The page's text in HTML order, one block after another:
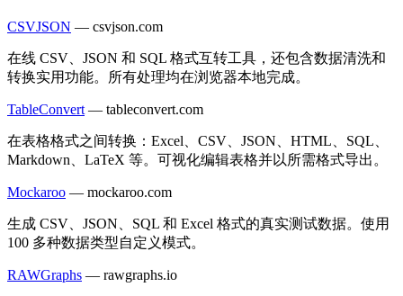
CSVJSON — csvjson.com
在线 CSV、JSON 和 SQL 格式互转工具，还包含数据清洗和
转换实用功能。所有处理均在浏览器本地完成。
TableConvert — tableconvert.com
在表格格式之间转换：Excel、CSV、JSON、HTML、SQL、
Markdown、LaTeX 等。可视化编辑表格并以所需格式导出。
Mockaroo — mockaroo.com
生成 CSV、JSON、SQL 和 Excel 格式的真实测试数据。使用
100 多种数据类型自定义模式。
RAWGraphs — rawgraphs.io